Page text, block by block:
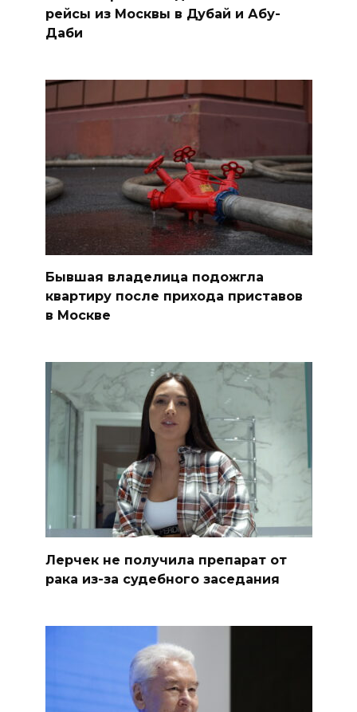
рейсы из Москвы в Дубай и Абу-
Даби
Бывшая владелица подожгла
квартиру после прихода приставов
в Москве
Лерчек не получила препарат от
рака из-за судебного заседания